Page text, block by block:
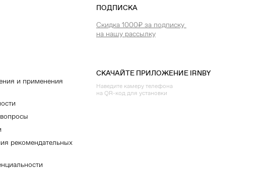
и применения
рекомендательных
ПОДПИСКА
Скидка 1000₽ за подписку
на нашу рассылку
СКАЧАЙТЕ ПРИЛОЖЕНИЕ IRNBY
Наведите камеру телефона
на QR-код для установки